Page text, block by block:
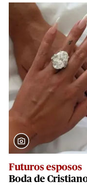
Futuros esposos
Boda de